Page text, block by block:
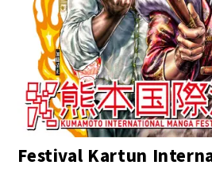
Festival Kartun